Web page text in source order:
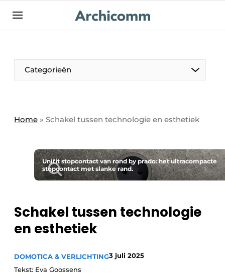
NL be-FR
Categorieën
Home » Schakel tussen technologie en esthetiek
Unifit stopcontact van rond by prado: het ultracompacte
stopcontact met slanke rand.
Schakel tussen technologie
en esthetiek
DOMOTICA & VERLICHTING3 juli 2025
Tekst: Eva Goossens